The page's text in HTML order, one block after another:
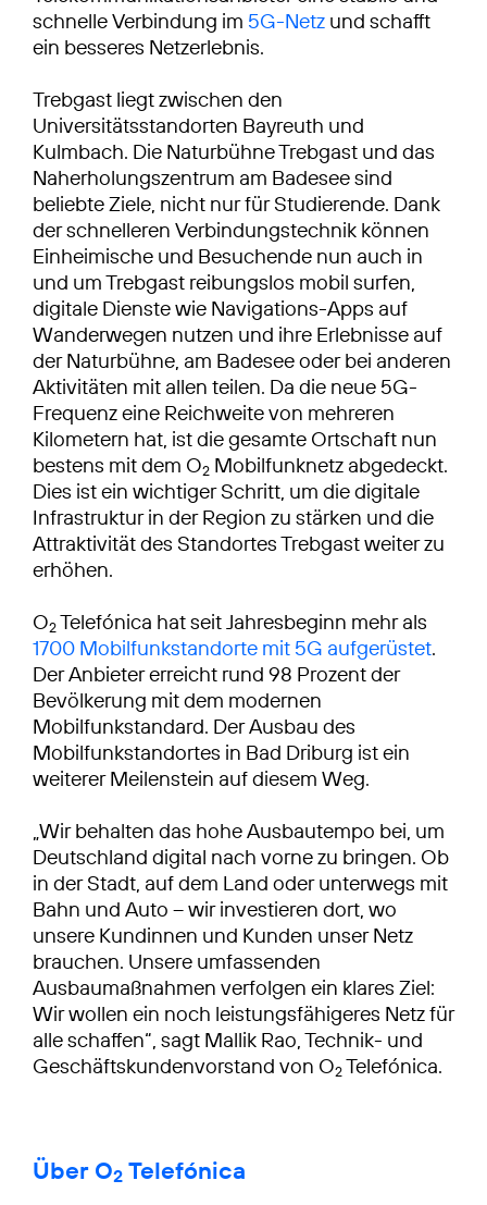
schnelle Verbindung im 5G-Netz und schafft
ein besseres Netzerlebnis.
Trebgast liegt zwischen den
Universitätsstandorten Bayreuth und
Kulmbach. Die Naturbühne Trebgast und das
Naherholungszentrum am Badesee sind
beliebte Ziele, nicht nur für Studierende. Dank
der schnelleren Verbindungstechnik können
Einheimische und Besuchende nun auch in
und um Trebgast reibungslos mobil surfen,
digitale Dienste wie Navigations-Apps auf
Wanderwegen nutzen und ihre Erlebnisse auf
der Naturbühne, am Badesee oder bei anderen
Aktivitäten mit allen teilen. Da die neue 5G-
Frequenz eine Reichweite von mehreren
Kilometern hat, ist die gesamte Ortschaft nun
bestens mit dem O2 Mobilfunknetz abgedeckt.
Dies ist ein wichtiger Schritt, um die digitale
Infrastruktur in der Region zu stärken und die
Attraktivität des Standortes Trebgast weiter zu
erhöhen.
O2Telefónica hat seit Jahresbeginn mehr als
1700 Mobilfunkstandorte mit 5G aufgerüstet.
Der Anbieter erreicht rund 98 Prozent der
Bevölkerung mit dem modernen
Mobilfunkstandard. Der Ausbau des
Mobilfunkstandortes in Bad Driburg ist ein
weiterer Meilenstein auf diesem Weg.
„Wir behalten das hohe Ausbautempo bei, um
Deutschland digital nach vorne zu bringen. Ob
in der Stadt, auf dem Land oder unterwegs mit
Bahn und Auto – wir investieren dort, wo
unsere Kundinnen und Kunden unser Netz
brauchen. Unsere umfassenden
Ausbaumaßnahmen verfolgen ein klares Ziel:
Wir wollen ein noch leistungsfähigeres Netz für
alle schaffen“, sagt Mallik Rao, Technik- und
Geschäftskundenvorstand von O2Telefónica.
Über O2 Telefónica